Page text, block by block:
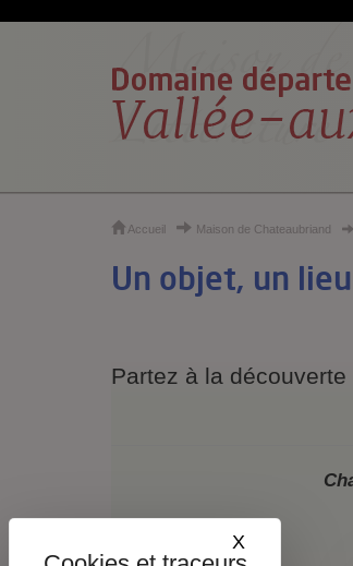
Accueil Maison de Chateaubriand
Un objet, un
Partez à la
C
X